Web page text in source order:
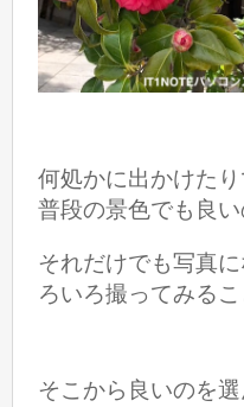
何処かに出かけた
普段の景色でも良い
それだけでも写真
ろいろ撮ってみるこ
そこから良いのを